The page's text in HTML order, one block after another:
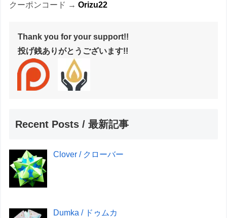
クーポンコード →Orizu22
Thank you for your support!!
投げ銭ありがとうございます!!
Recent Posts / 最新記事
Clover / クローバー
Dumka / ドゥムカ